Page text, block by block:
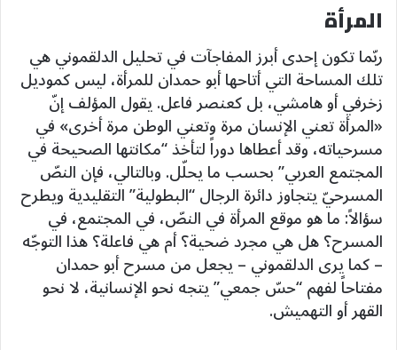
المرأة
ربّما تكون إحدى أبرز المفاجآت في تحليل الدلقموني هي
تلك المساحة التي أتاحها أبو حمدان للمرأة، ليس كموديل
زخرفي أو هامشي، بل كعنصر فاعل. يقول المؤلف إنّ
«المرأة تعني الإنسان مرة وتعني الوطن مرة أخرى» في
مسرحياته، وقد أعطاها دوراً لتأخذ “مكانتها الصحيحة في
المجتمع العربي” بحسب ما يحلّل. وبالتالي، فإن النصّ
المسرحيّ يتجاوز دائرة الرجال “البطولية” التقليدية ويطرح
سؤالاً: ما هو موقع المرأة في النصّ، في المجتمع، في
المسرح؟ هل هي مجرد ضحية؟ أم هي فاعلة؟ هذا التوجّه
– كما يرى الدلقموني – يجعل من مسرح أبو حمدان
مفتاحاً لفهم “حسّ جمعي” يتجه نحو الإنسانية، لا نحو
القهر أو التهميش.